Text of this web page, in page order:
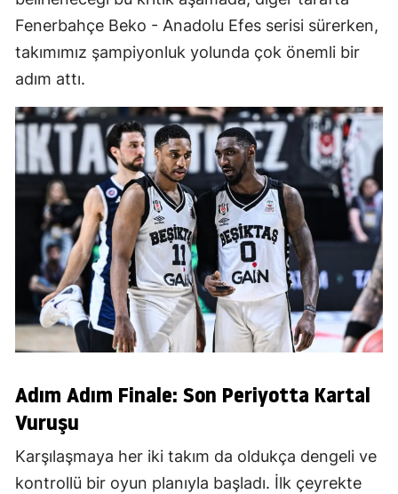
Fenerbahçe Beko - Anadolu Efes serisi sürerken,
takımımız şampiyonluk yolunda çok önemli bir
adım attı.
Adım Adım Finale: Son Periyotta Kartal
Vuruşu
Karşılaşmaya her iki takım da oldukça dengeli ve
kontrollü bir oyun planıyla başladı. İlk çeyrekte